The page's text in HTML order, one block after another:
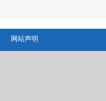
网站声明